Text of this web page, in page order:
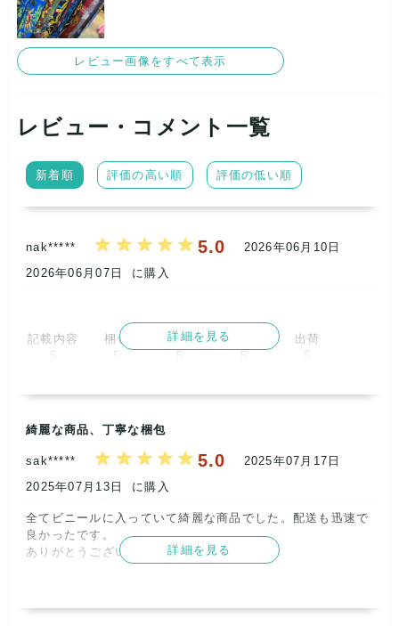
レビュー画像をすべて表示
レビュー・コメント一覧
新着順 評価の高い順 評価の低い順
nak***** 5.0
2026年06月10日
2026年06月07日
に購入
記載内容
5
梱包
5
商品満足
5
5
出荷
5
詳細を見る
綺麗な商品、丁寧な梱包
sak***** 5.0
2025年07月17日
2025年07月13日
に購入
全てビニールに入っていて綺麗な商品でした。配送も迅速で
良かったです。
ありがとうございました。
詳細を見る